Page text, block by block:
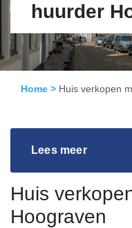
huurder
Home > Huis verkopen
Lees meer
Huis
Hoograven